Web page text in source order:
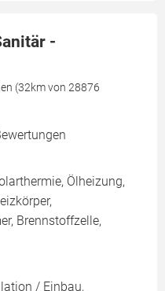
-
(32km von 28876
Ölheizung,
Brennstoffzelle,
/ Einbau,